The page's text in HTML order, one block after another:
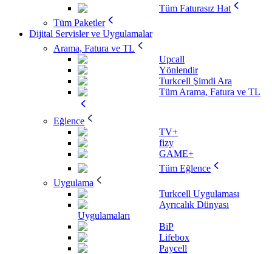
Tüm Faturasız Hat
Tüm Paketler
Dijital Servisler ve Uygulamalar
Arama, Fatura ve TL
Upcall
Yönlendir
Turkcell Şimdi Ara
Tüm Arama, Fatura ve TL
Eğlence
TV+
fizy
GAME+
Tüm Eğlence
Uygulama
Turkcell Uygulaması
Ayrıcalık Dünyası
Uygulamaları
BiP
Lifebox
Paycell